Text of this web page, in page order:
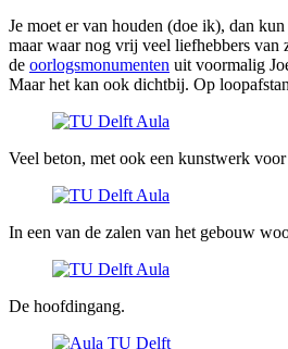
Je moet er van houden (doe ik), dan
maar waar nog vrij veel liefhebbers van
de oorlogsmonumenten uit voormalig
Maar het kan ook dichtbij. Op
Veel beton, met ook een kunstwerk
In een van de zalen van het gebouw
De hoofdingang.